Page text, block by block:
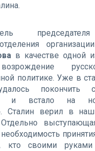
в качестве одной
политике. Уже в
покончить
и встало на
Сталин верил в
кто своими руками